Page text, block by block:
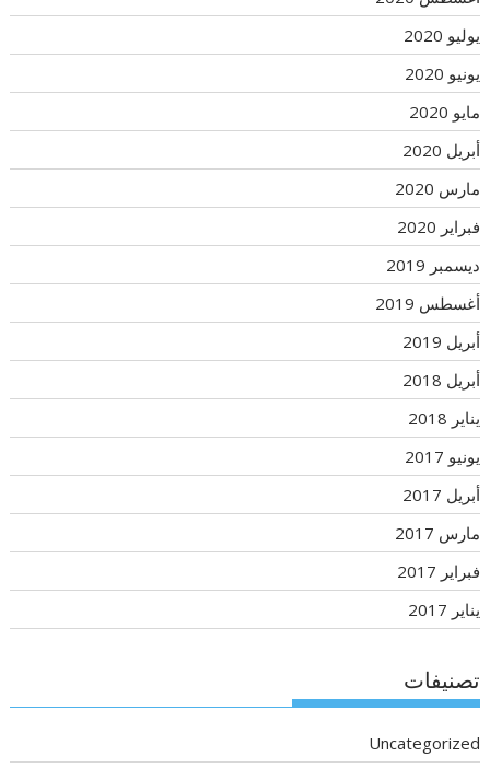
يوليو 2020
يونيو 2020
مايو 2020
أبريل 2020
مارس 2020
فبراير 2020
ديسمبر 2019
أغسطس 2019
أبريل 2019
أبريل 2018
يناير 2018
يونيو 2017
أبريل 2017
مارس 2017
فبراير 2017
يناير 2017
تصنيفات
Uncategorized